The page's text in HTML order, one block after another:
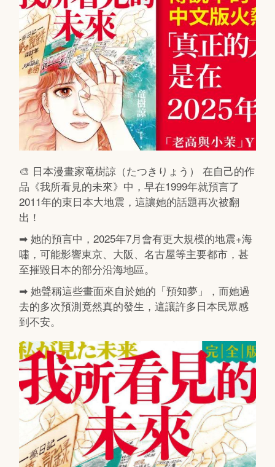
🎨 日本漫畫家竜樹諒（たつきりょう） 在自己的作
品《我所看見的未來》中，早在1999年就預言了
2011年的東日本大地震，這讓她的話題再次被翻
出！
➡ 她的預言中，2025年7月會有更大規模的地震+海
嘯，可能影響東京、大阪、名古屋等主要都市，甚
至摧毀日本的部分沿海地區。
➡ 她聲稱這些畫面來自於她的「預知夢」，而她過
去的多次預測竟然真的發生，這讓許多日本民眾感
到不安。